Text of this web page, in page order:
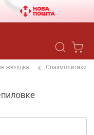
желудка Спазмолитики